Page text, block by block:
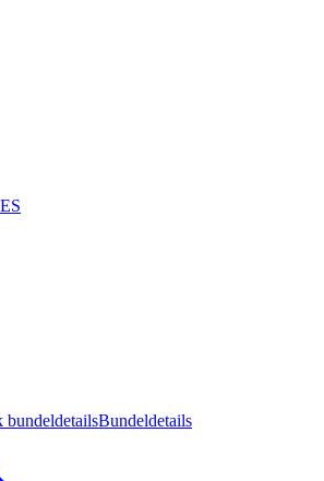
bundeldetailsBundeldetails